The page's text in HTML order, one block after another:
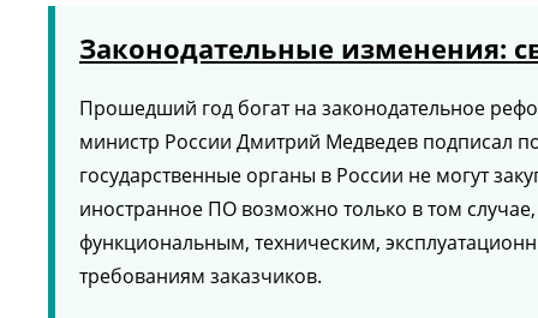
Законодательные изменения:
Прошедший год богат на законодательное
министр России Дмитрий Медведев подписал
государственные органы в России не могут
иностранное ПО возможно только в том
функциональным, техническим,
требованиям заказчиков.